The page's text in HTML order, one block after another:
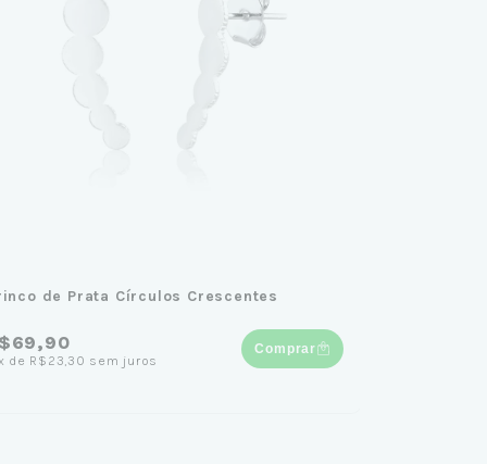
de Prata Círculos Crescentes
de R$23,30 sem juros
Comprar